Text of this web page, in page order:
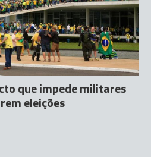
que impede militares
eleições